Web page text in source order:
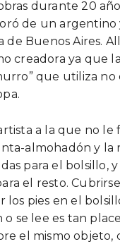
durante 20
de un argentino
de Buenos Aires.
creadora ya que
que utiliza no
a la que no le
almohadón y la
para el bolsillo,
el resto.
los pies en el
o se lee es tan
el mismo objeto,